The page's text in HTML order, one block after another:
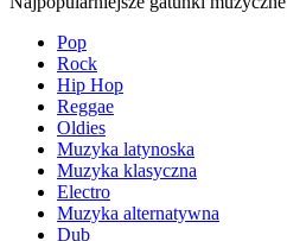
Pop
Rock
Hip Hop
Reggae
Oldies
Muzyka latynoska
Muzyka klasyczna
Electro
Muzyka alternatywna
Dub